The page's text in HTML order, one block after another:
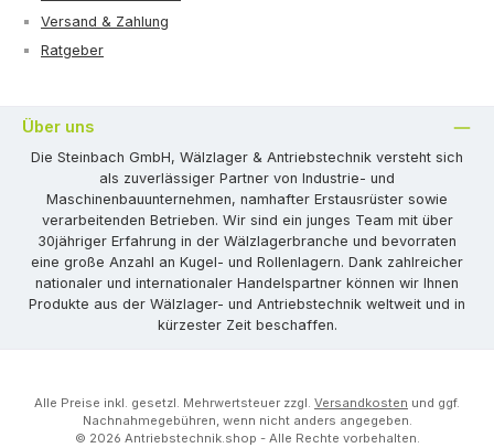
Versand & Zahlung
Ratgeber
Über uns
Die Steinbach GmbH, Wälzlager & Antriebstechnik versteht sich
als zuverlässiger Partner von Industrie- und
Maschinenbauunternehmen, namhafter Erstausrüster sowie
verarbeitenden Betrieben. Wir sind ein junges Team mit über
30jähriger Erfahrung in der Wälzlagerbranche und bevorraten
eine große Anzahl an Kugel- und Rollenlagern. Dank zahlreicher
nationaler und internationaler Handelspartner können wir Ihnen
Produkte aus der Wälzlager- und Antriebstechnik weltweit und in
kürzester Zeit beschaffen.
Alle Preise inkl. gesetzl. Mehrwertsteuer zzgl. Versandkosten und ggf.
Nachnahmegebühren, wenn nicht anders angegeben.
© 2026 Antriebstechnik.shop - Alle Rechte vorbehalten.